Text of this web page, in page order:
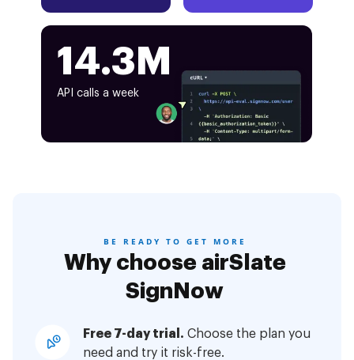
14.3M
API calls a week
BE READY TO GET MORE
Why choose airSlate
SignNow
Free 7-day trial. Choose the plan you
need and try it risk-free.